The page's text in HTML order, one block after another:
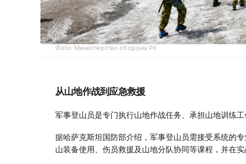
Фото: Министерство обороны РК
从山地作战到应急救援
军事登山员是专门执行山地作战任务、承担山地训练工
据哈萨克斯坦国防部介绍，军事登山员需接受系统的
山装备使用、伤员救援及山地分队协同等课程，并在实